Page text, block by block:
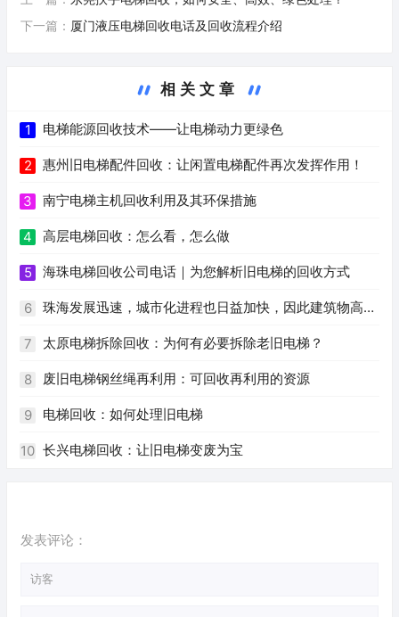
下一篇： 厦门液压电梯回收电话及回收流程介绍
相关文章
1 电梯能源回收技术——让电梯动力更绿色
2 惠州旧电梯配件回收：让闲置电梯配件再次发挥作用！
3 南宁电梯主机回收利用及其环保措施
4 高层电梯回收：怎么看，怎么做
5 海珠电梯回收公司电话｜为您解析旧电梯的回收方式
6 珠海发展迅速，城市化进程也日益加快，因此建筑物高度
逐年增加，电梯也成为安全、便利、快捷的必需品。旧电梯
的淘汰换新已经成为不可避免的趋势。随着环保意识的逐渐
加强，二手电梯回收也逐渐受到人们的关注。作为一个网站
编辑员，我根据您提供的关键词，为您撰写一篇关于珠海二
7 太原电梯拆除回收：为何有必要拆除老旧电梯？
8 废旧电梯钢丝绳再利用：可回收再利用的资源
9 电梯回收：如何处理旧电梯
10 长兴电梯回收：让旧电梯变废为宝
发表评论：